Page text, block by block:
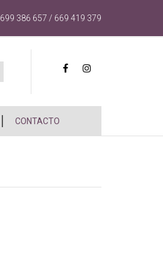
699 386 657 / 669 419 379
CONTACTO